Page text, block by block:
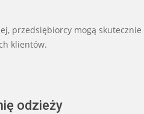
przedsiębiorcy mogą skutecznie
klientów.
odzieży